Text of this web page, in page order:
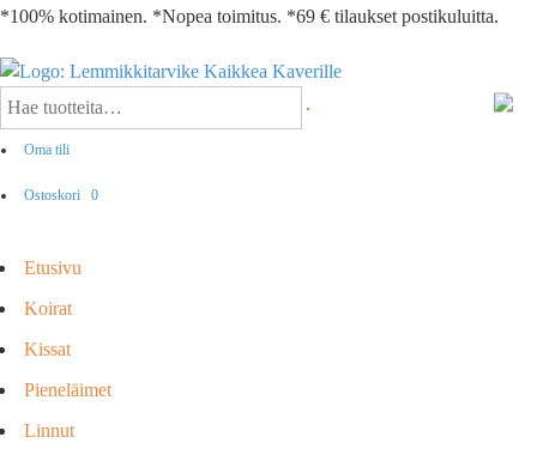
*100% kotimainen. *Nopea toimitus. *69 € tilaukset postikuluitta.
Oma tili
Ostoskori 0
Etusivu
Koirat
Kissat
Pieneläimet
Linnut